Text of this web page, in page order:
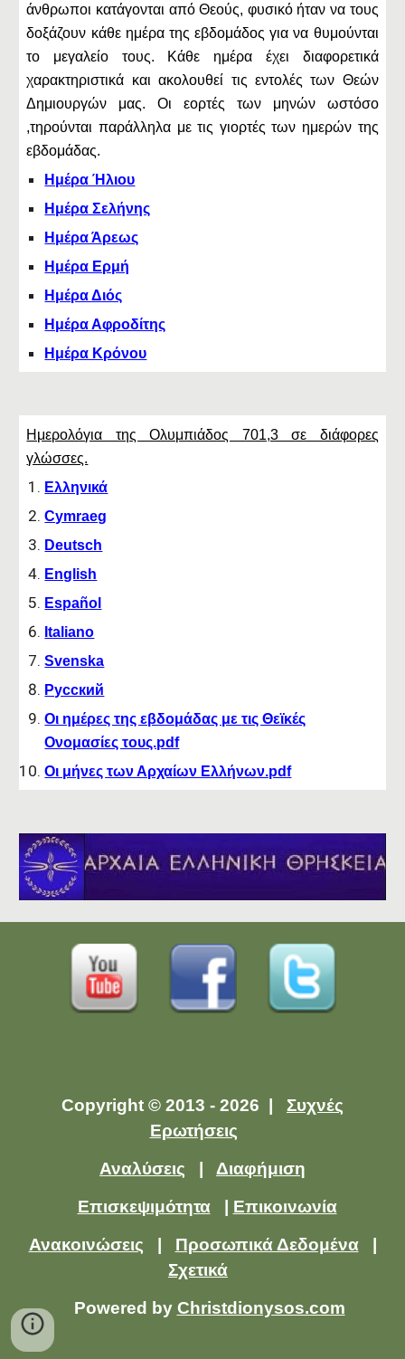
άνθρωποι κατάγονται από Θεούς, φυσικό ήταν να τους
δοξάζουν κάθε ημέρα της εβδομάδος για να θυμούνται
το μεγαλείο τους. Κάθε ημέρα έχει διαφορετικά
χαρακτηριστικά και ακολουθεί τις εντολές των Θεών
Δημιουργών μας. Οι εορτές των μηνών ωστόσο
,τηρούνται παράλληλα με τις γιορτές των ημερών της
εβδομάδας.
Ημέρα Ήλιου
Ημέρα Σελήνης
Ημέρα Άρεως
Ημέρα Ερμή
Ημέρα Διός
Ημέρα Αφροδίτης
Ημέρα Κρόνου
Ημερολόγια της Ολυμπιάδος 701,3 σε διάφορες
γλώσσες.
Ελληνικά
Cymraeg
Deutsch
English
Español
Italiano
Svenska
Русский
Οι ημέρες της εβδομάδας με τις Θεϊκές
Ονομασίες τους.pdf
Οι μήνες των Αρχαίων Ελλήνων.pdf
Copyright © 2013 - 2026 | Συχνές
Ερωτήσεις
Αναλύσεις
Διαφήμιση
Επισκεψιμότητα| Επικοινωνία
Ανακοινώσεις
Προσωπικά Δεδομένα|
Σχετικά
Powered by Christdionysos.com